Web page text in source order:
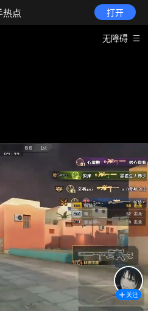
热点 打开
无障碍
关注